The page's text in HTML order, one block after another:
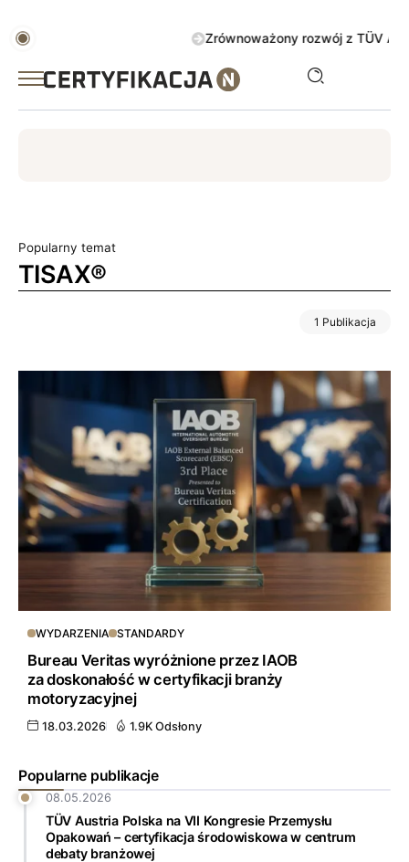
Zrównoważony rozwój z TÜV
Popularny temat
TISAX®
1 Publikacja
Popularne publikacje
08.05.2026
TÜV Austria Polska na VII Kongresie Przemysłu
Opakowań – certyfikacja środowiskowa w centrum
debaty branżowej
WYDARZENIA STANDARDY
Bureau Veritas wyróżnione przez IAOB
za doskonałość w certyfikacji branży
motoryzacyjnej
18.03.2026 1.9K Odsłony